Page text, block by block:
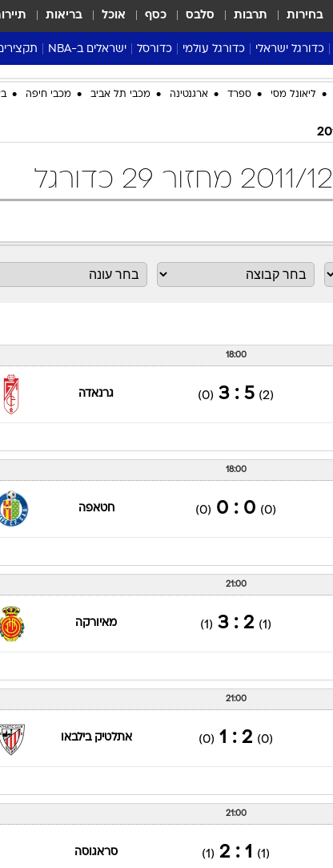
בחירות תרבות סלבס כסף אוכל בריאות
כדורגל ישראלי
ליגת העל Winner
גביע המדינה
שגרירים
נבחרות ישראל
ליגה א'
כדורגל עולמי
ליגה אנגלית
ליגה צרפתית
ליגת האלופות
דרום אמריקה
כדורסל
ליגת העל
נבחרות ישראל בכדורסל
כדורסל נשים
ישראלים ב-NBA
דני אבדיה
ליאונל מסי ספרד ארגנטינה מכבי תל אביב מכבי חיפה
18:00
(2)
5 : 3
(0) גרנאדה
18:00
(0)
0 : 0
(0) חטאפה
21:00
(1)
2 : 3
(1) מאיורקה
21:00
(0)
2 : 1
(0) אתלטיק בילבאו
21:00
(1)
1 : 2
(1) סראגוסה